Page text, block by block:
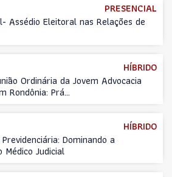
PRESENCIAL
Eleitoral nas Relações de
HÍBRIDO
Ordinária da Jovem Advocacia
Rondônia: Prá...
HÍBRIDO
Dominando a
Médico Judicial